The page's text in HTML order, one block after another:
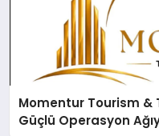
Momentur Tourism &
Güçlü Operasyon